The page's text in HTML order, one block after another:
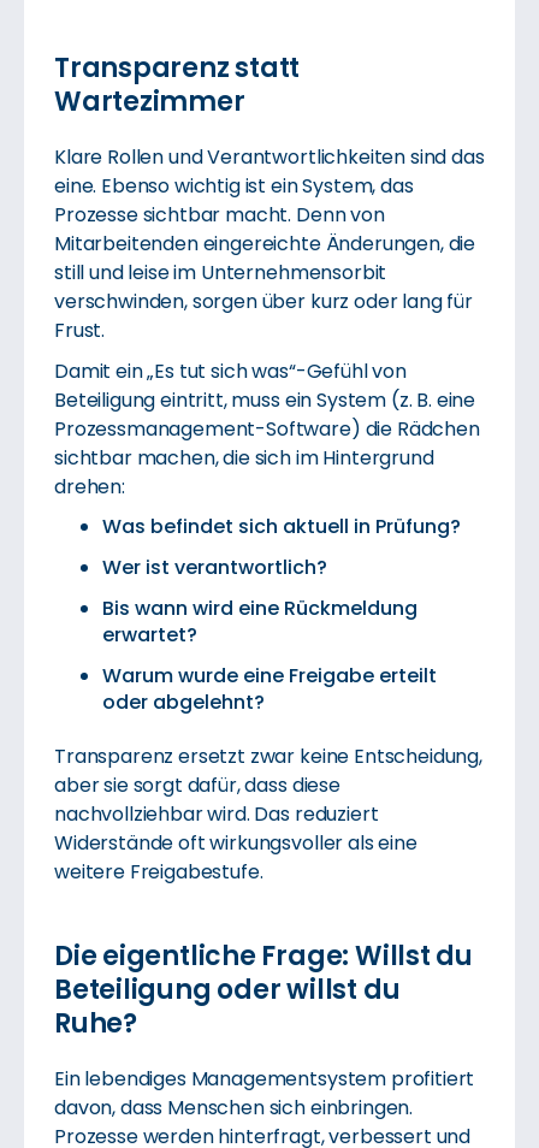
Transparenz statt
Wartezimmer
Klare Rollen und Verantwortlichkeiten sind das
eine. Ebenso wichtig ist ein System, das
Prozesse sichtbar macht. Denn von
Mitarbeitenden eingereichte Änderungen, die
still und leise im Unternehmensorbit
verschwinden, sorgen über kurz oder lang für
Frust.
Damit ein „Es tut sich was“-Gefühl von
Beteiligung eintritt, muss ein System (z. B. eine
Prozessmanagement-Software) die Rädchen
sichtbar machen, die sich im Hintergrund
drehen:
Was befindet sich aktuell in Prüfung?
Wer ist verantwortlich?
Bis wann wird eine Rückmeldung
erwartet?
Warum wurde eine Freigabe erteilt
oder abgelehnt?
Transparenz ersetzt zwar keine Entscheidung,
aber sie sorgt dafür, dass diese
nachvollziehbar wird. Das reduziert
Widerstände oft wirkungsvoller als eine
weitere Freigabestufe.
Die eigentliche Frage: Willst du
Beteiligung oder willst du
Ruhe?
Ein lebendiges Managementsystem profitiert
davon, dass Menschen sich einbringen.
Prozesse werden hinterfragt, verbessert und